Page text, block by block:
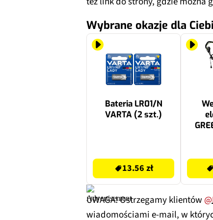
Wybrane okazje dla
Bateria LR01/N
VARTA (2 szt.)
13.56 zł
UWAGA! Ostrzegamy klientów
wiadomościami e-mail, w